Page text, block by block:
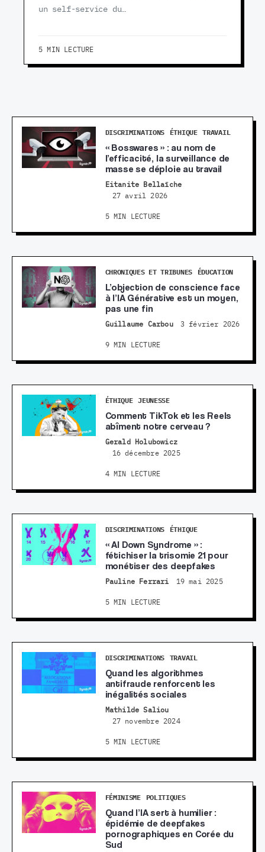
un self-service du…
5 MIN LECTURE
DISCRIMINATIONS ÉTHIQUE TRAVAIL
« Bosswares » : au nom de
l’efficacité, la surveillance de
masse se déploie au travail
Eitanite Bellaïche
27 avril 2026
5 MIN LECTURE
CHRONIQUES ET TRIBUNES ÉDUCATION
L’objection de conscience face
à l’IA Générative est un moyen,
pas une fin
Guillaume Carbou 3 février 2026
9 MIN LECTURE
ÉTHIQUE JEUNESSE
Comment TikTok et les Reels
abîment notre cerveau ?
Gerald Holubowicz
16 décembre 2025
4 MIN LECTURE
DISCRIMINATIONS ÉTHIQUE
« AI Down Syndrome » :
fétichiser la trisomie 21 pour
monétiser des deepfakes
Pauline Ferrari 19 mai 2025
5 MIN LECTURE
DISCRIMINATIONS TRAVAIL
Quand les algorithmes
antifraude renforcent les
inégalités sociales
Mathilde Saliou
27 novembre 2024
5 MIN LECTURE
FÉMINISME POLITIQUES
Quand l’IA sert à humilier :
épidémie de deepfakes
pornographiques en Corée du
Sud